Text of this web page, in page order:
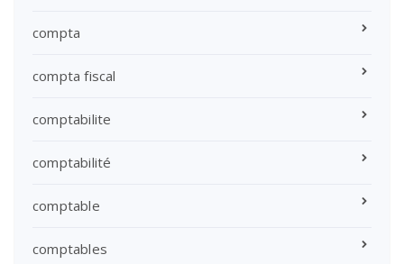
compta
compta fiscal
comptabilite
comptabilité
comptable
comptables